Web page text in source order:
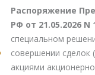
Распоряжение
РФ от 21.05.2026 N
специальном
совершении сделок
акциями